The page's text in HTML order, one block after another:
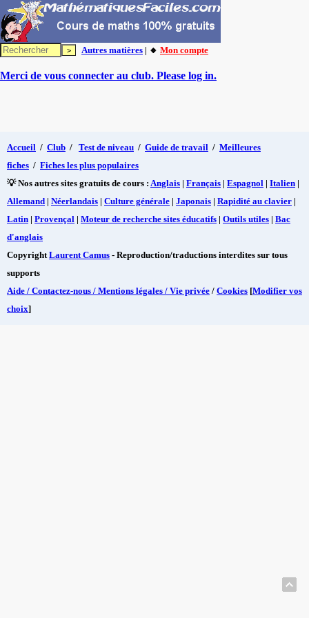
Autres matières | 🔸 Mon compte
Merci de vous connecter au club. Please log in.
Accueil / Club / Test de niveau / Guide de travail / Meilleures
fiches / Fiches les plus populaires
💡 Nos autres sites gratuits de cours : Anglais | Français | Espagnol | Italien |
Allemand | Néerlandais | Culture générale | Japonais | Rapidité au clavier |
Latin | Provençal | Moteur de recherche sites éducatifs | Outils utiles | Bac
d'anglais
CopyrightLaurent Camus - Reproduction/traductions interdites sur tous
supports
Aide / Contactez-nous / Mentions légales / Vie privée / Cookies [Modifier vos
choix]